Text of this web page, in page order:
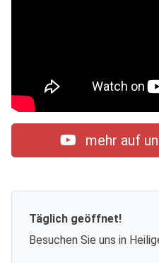
mehr auf
Täglich geöffnet!
Besuchen Sie uns in